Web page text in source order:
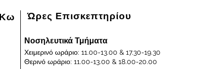
Κω Ώρες Επισκεπτηρίου
Νοσηλευτικά Τμήματα
Χειμερινό ωράριο: 11.00-13.00 & 17.30-19.30
Θερινό ωράριο: 11.00-13.00 & 18.00-20.00